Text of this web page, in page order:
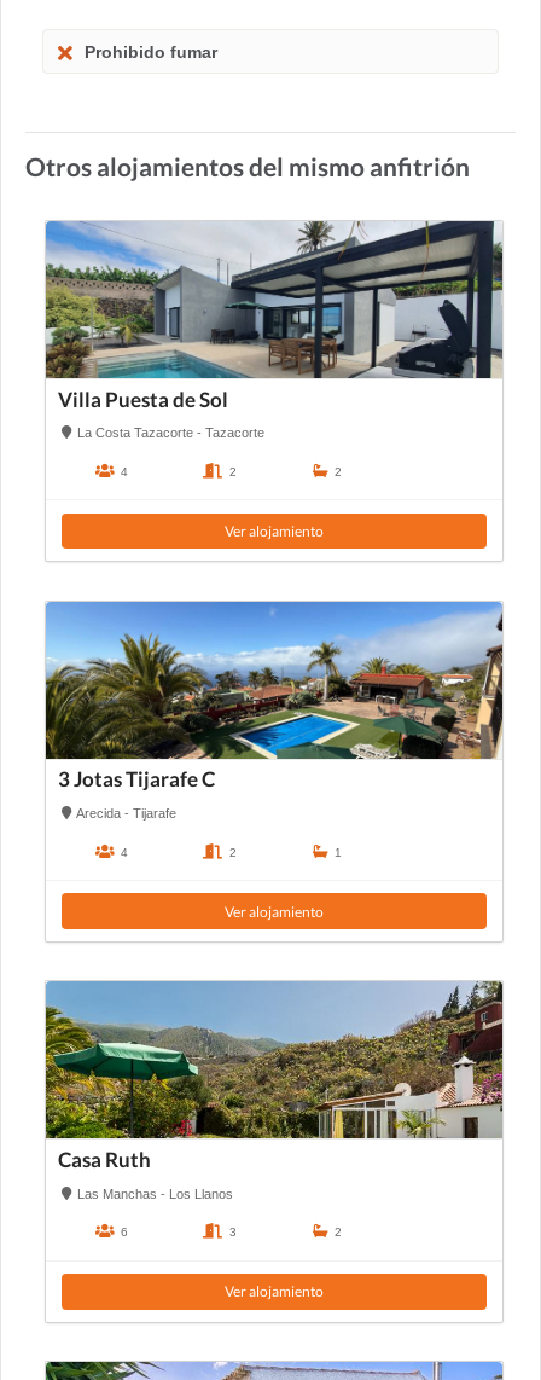
Prohibido fumar
Otros alojamientos del mismo anfitrión
Villa Puesta de Sol
La Costa Tazacorte - Tazacorte
4 2 2
Ver alojamiento
3 Jotas Tijarafe C
Arecida - Tijarafe
4 2 1
Ver alojamiento
Casa Ruth
Las Manchas - Los Llanos
6 3 2
Ver alojamiento